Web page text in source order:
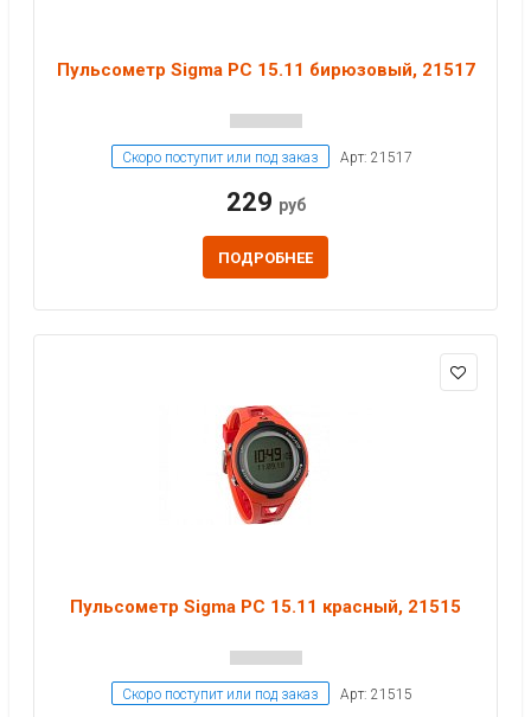
Пульсометр Sigma PC 15.11 бирюзовый, 21517
Скоро поступит или под заказ Арт: 21517
229 руб
ПОДРОБНЕЕ
Пульсометр Sigma PC 15.11 красный, 21515
Скоро поступит или под заказ Арт: 21515